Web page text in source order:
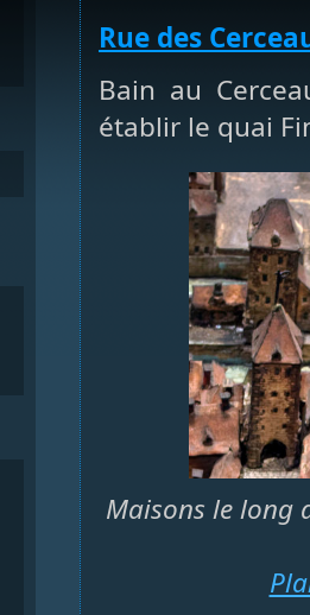
Rue des
Bain au
établir le quai
Maisons le long